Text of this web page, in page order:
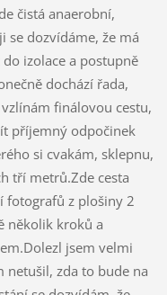
čistá anaerobní,
se dozvídáme, že má
izolace a postupně
dochází řada,
finálovou cestu,
příjemný odpočinek
si cvakám, sklepnu,
tří metrů.Zde cesta
fotografů z plošiny 2
několik kroků a
jsem velmi
netušil, zda to bude na